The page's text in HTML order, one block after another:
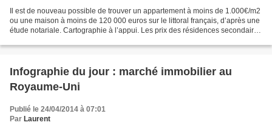
Il est de nouveau possible de trouver un appartement à moins de 1.000€/m2
ou une maison à moins de 120 000 euros sur le littoral français, d’après une
étude notariale. Cartographie à l’appui. Les prix des résidences secondaires
Infographie du jour : marché immobilier au
Royaume-Uni
Publié le 24/04/2014 à 07:01
Par Laurent